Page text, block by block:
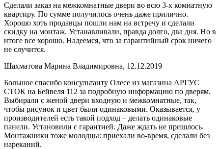
Сделали заказ на межкомнатные двери во всю 3-х комнатную
квартиру. По сумме получилось очень даже прилично.
Хорошо хоть продавцы пошли нам на встречу и сделали
скидку на монтаж. Устанавливали, правда долго, два дня. Но в
итоге все хорошо. Надеемся, что за гарантийный срок ничего
не случится.
Шахматова Марина Владимировна, 12.12.2019
Большое спасибо консультанту Олесе из магазина АРГУС
СТОК на Бейвеля 112 за подробную информацию по дверям.
Выбирали с женой двери входную и межкомнатные, так,
чтобы рисунок и цвет были одинаковыми. Оказывается, у
производителей есть такой подход – делать одинаковые
панели. Установили с гарантией. Даже ждать не пришлось.
Монтажники тоже молодцы: приехали во-время, сделали без
нареканий.